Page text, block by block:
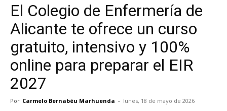
El Colegio de Enfermería de
Alicante te ofrece un curso
gratuito, intensivo y 100%
online para preparar el EIR
2027
Por Carmelo Bernabéu Marhuenda - lunes, 18 de mayo de 2026